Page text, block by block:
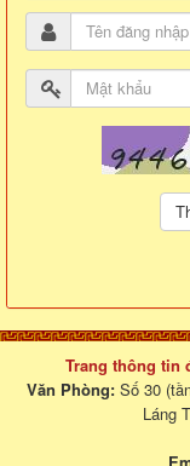
Trang thông tin
Văn Phòng: Số 30
Láng